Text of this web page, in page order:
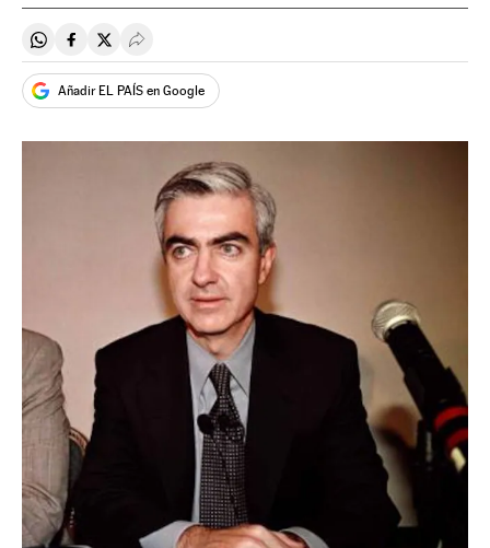
Compartir en Whatsapp
Compartir en Facebook
Compartir en Twitter
Desplegar Redes Sociales
Añadir EL PAÍS en Google